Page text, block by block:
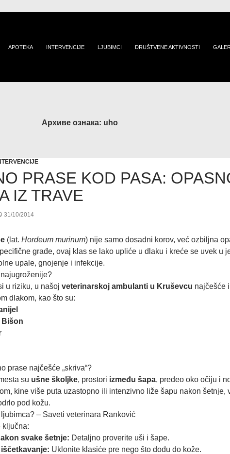
APOTEKA INTERVENCIJE LJUBIMCI DRUŠTVENE AKTIVNOSTI
Архиве ознака: uho
PRASE KOD PASA:
IZ TRAVE
31/10/2014
(lat. Hordeum murinum) nije samo dosadni korov, već ozbiljna
građe, ovaj klas se lako upliće u dlaku i kreće se uvek u
upale, gnojenje i infekcije.
u riziku, u našoj veterinarskoj ambulanti u Kruševcu najčešće
dlakom, kao što su:
Bišon
prase najčešće „skriva“?
su ušne školjke, prostori između šapa, predeo oko očiju i
kine više puta uzastopno ili intenzivno liže šapu nakon šetnje,
pod kožu.
– Saveti veterinara Ranković
ključna:
svake šetnje: Detaljno proverite uši i šape.
Uklonite klasiće pre nego što dođu do kože.